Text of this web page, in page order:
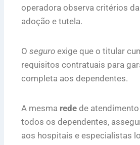
operadora observa critérios
adoção e tutela.
O seguro exige que o titular
requisitos contratuais para
completa aos dependentes.
A mesma rede de
todos os dependentes,
aos hospitais e especialistas